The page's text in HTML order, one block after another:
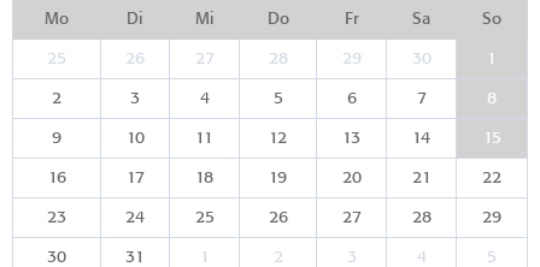
Mo Di Mi Do Fr Sa So
25 26 27 28 29 30 1
2 3 4 5 6 7 8
9 10 11 12 13 14 15
16 17 18 19 20 21 22
23 24 25 26 27 28 29
30 31 1 2 3 4 5